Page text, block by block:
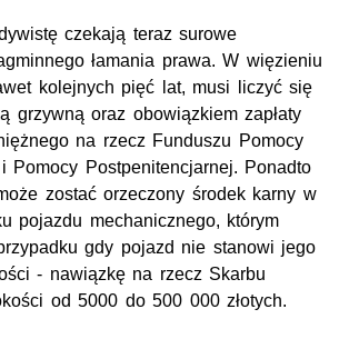
czekają teraz surowe
łamania prawa. W więzieniu
kolejnych pięć lat, musi liczyć się
grzywną oraz obowiązkiem zapłaty
na rzecz Funduszu Pomocy
Pomocy Postpenitencjarnej. Ponadto
zostać orzeczony środek karny w
pojazdu mechanicznego, którym
gdy pojazd nie stanowi jego
- nawiązkę na rzecz Skarbu
od 5000 do 500 000 złotych.